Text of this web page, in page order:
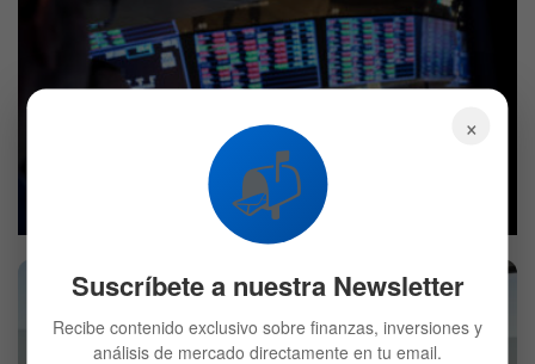
Claves del mercado para la semana: inflación, Fed,
555
×
📬
Suscríbete a nuestra Newsletter
Recibe contenido exclusivo sobre finanzas, inversiones y
análisis de mercado directamente en tu email.